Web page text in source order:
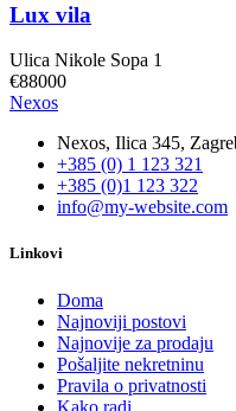
Lux vila
Ulica Nikole Sopa 1
€88000
Nexos
Nexos, Ilica 345,
+385 (0) 1 123 321
+385 (0)1 123 322
info@my-website.com
Linkovi
Doma
Najnoviji postovi
Najnovije za prodaju
Pošaljite nekretninu
Pravila o privatnosti
Kako radi